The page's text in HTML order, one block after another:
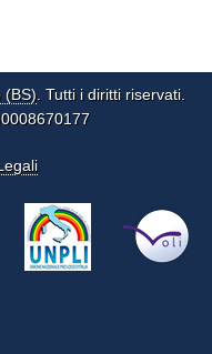
(BS). Tutti i diritti riservati.